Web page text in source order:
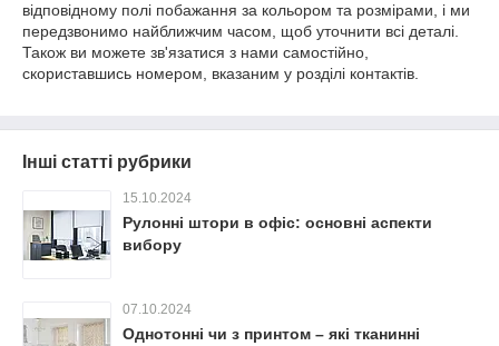
відповідному полі побажання за кольором та розмірами, і ми
передзвонимо найближчим часом, щоб уточнити всі деталі.
Також ви можете зв'язатися з нами самостійно,
скориставшись номером, вказаним у розділі контактів.
Інші статті рубрики
15.10.2024
Рулонні штори в офіс: основні аспекти
вибору
07.10.2024
Однотонні чи з принтом – які тканинні